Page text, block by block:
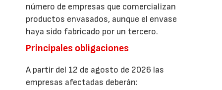
número de empresas que comercializan
productos envasados, aunque el envase
haya sido fabricado por un tercero.
Principales obligaciones
A partir del 12 de agosto de 2026 las
empresas afectadas deberán: